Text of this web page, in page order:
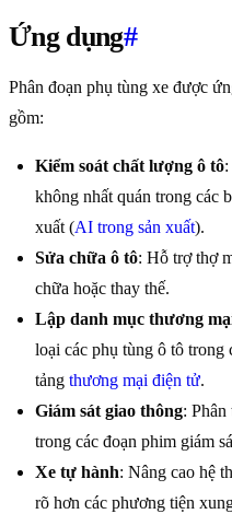
Ứng dụng#
Phân đoạn phụ tùng xe được
gồm:
Kiểm soát chất lượng ô tô
không nhất quán trong các
xuất (AI trong sản xuất).
Sửa chữa ô tô: Hỗ trợ thợ
chữa hoặc thay thế.
Lập danh mục thương
loại các phụ tùng ô tô trong
tảng thương mại điện tử.
Giám sát giao thông: Phân
trong các đoạn phim giám
Xe tự hành: Nâng cao hệ
rõ hơn các phương tiện